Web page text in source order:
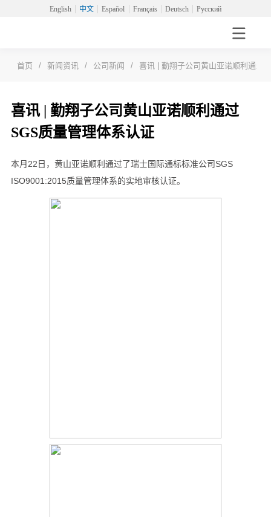
English 中文 Español Français Deutsch Русский
首页 / 新闻资讯 / 公司新闻 / 喜讯 | 勤翔子公司黄山亚诺顺利通过
喜讯 | 勤翔子公司黄山亚诺顺利通过
SGS质量管理体系认证